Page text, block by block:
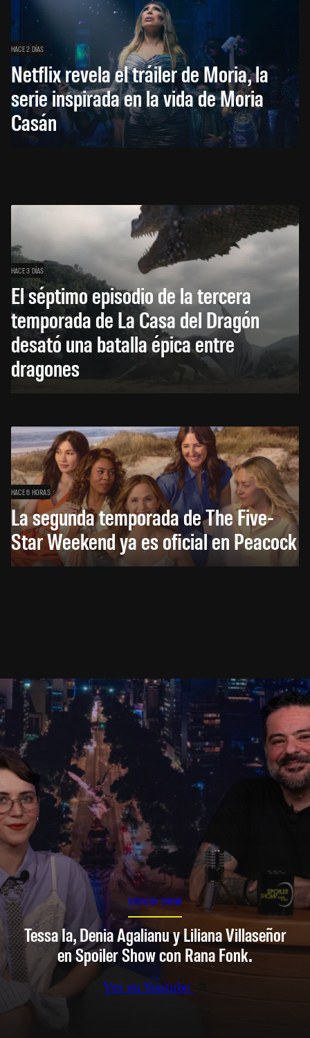
HACE 2 DÍAS
Netflix revela el tráiler de Moria, la
serie inspirada en la vida de Moria
Casán
HACE 3 DÍAS
El séptimo episodio de la tercera
temporada de La Casa del Dragón
desató una batalla épica entre
dragones
HACE 6 HORAS
La segunda temporada de The Five-
Star Weekend ya es oficial en Peacock
SPOILER SHOW
Tessa Ia, Denia Agalianu y Liliana Villaseñor
en Spoiler Show con Rana Fonk.
Ver en Youtube